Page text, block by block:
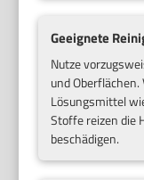
Geeignete
Nutze
und
Lösungsmittel
Stoffe reizen die
beschädigen.